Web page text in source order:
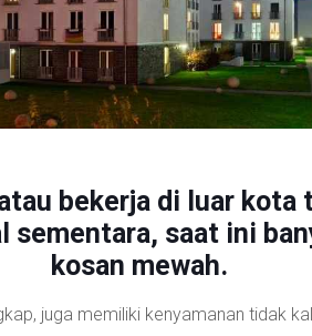
bekerja di luar kota
saat ini
kosan mewah.
juga memiliki kenyamanan tidak